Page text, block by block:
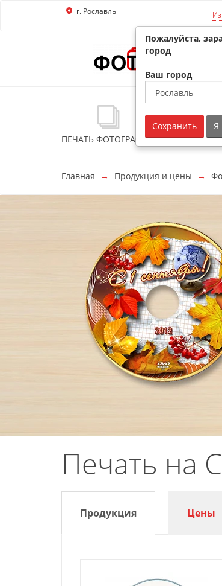
Перейти к основной информации
г. Рославль
ПЕЧАТЬ ФОТОГРАФИЙ
Главная Продукция и цены
Печать на
Продукция Цены
Пожалуйста,
город
Ваш город
Сохранить Я